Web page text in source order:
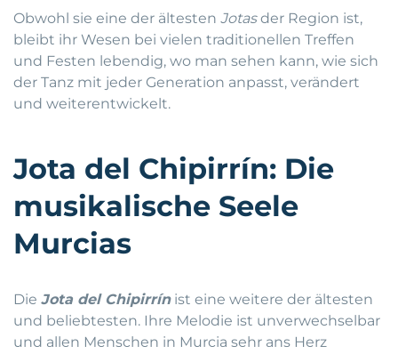
Obwohl sie eine der ältesten Jotasder Region ist,
bleibt ihr Wesen bei vielen traditionellen Treffen
und Festen lebendig, wo man sehen kann, wie sich
der Tanz mit jeder Generation anpasst, verändert
und weiterentwickelt.
Jota del Chipirrín: Die
musikalische Seele
Murcias
Die Jota del Chipirrínist eine weitere der ältesten
und beliebtesten. Ihre Melodie ist unverwechselbar
und allen Menschen in Murcia sehr ans Herz